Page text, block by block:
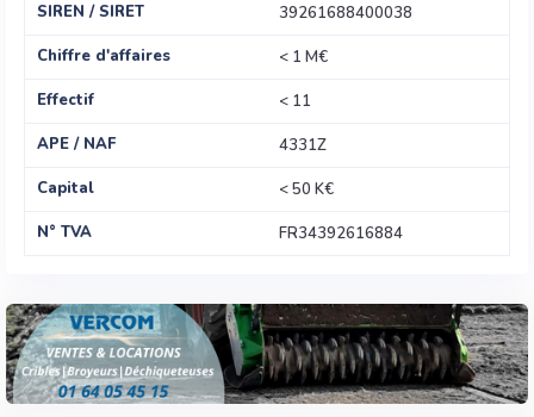
SIREN / SIRET
39261688400038
Chiffre d'affaires
< 1 M€
Effectif
< 11
APE / NAF
4331Z
Capital
< 50 K€
N° TVA
FR34392616884